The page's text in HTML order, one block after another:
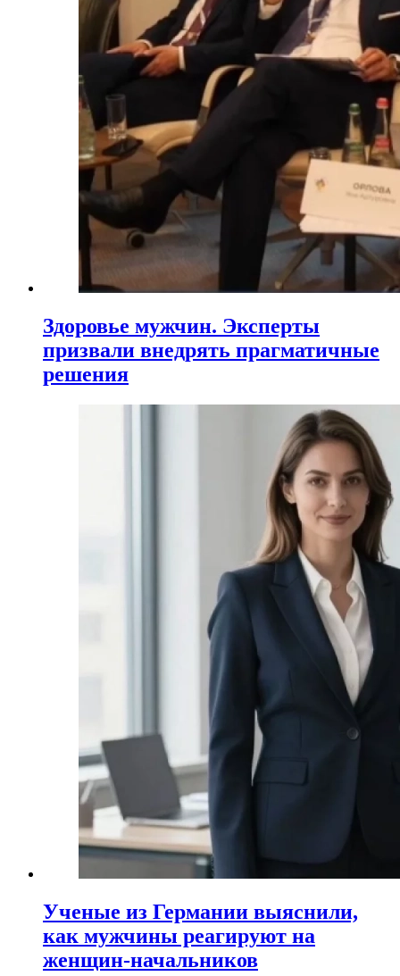
Здоровье мужчин. Эксперты
призвали внедрять прагматичные
решения
Ученые из Германии выяснили,
как мужчины реагируют на
женщин-начальников